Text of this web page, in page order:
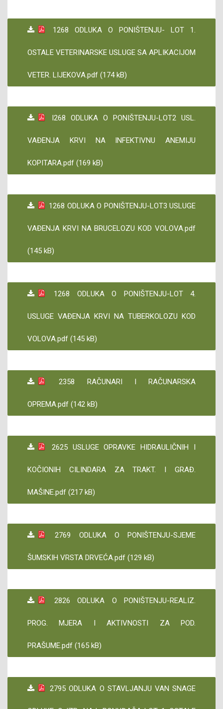
1268 ODLUKA O PONIŠTENJU- LOT 1.
OSTALE VETERINARSKE USLUGE SA APLIKACIJOM
VETER. LIJEKOVA.pdf (174 kB)
I268 ODLUKA O PONIŠTENJU-LOT2 USL.
VAĐENJA KRVI NA INFEKTIVNU ANEMIJU
KOPITARA.pdf (169 kB)
1268 ODLUKA O PONIŠTENJU-LOT3 USLUGE
VAĐENJA KRVI NA BRUCELOZU KOD VOLOVA.pdf
(145 kB)
1268 ODLUKA O PONIŠTENJU-LOT 4.
USLUGE VAĐENJA KRVI NA TUBERKOLOZU KOD
VOLOVA.pdf (145 kB)
2358 RAČUNARI I RAČUNARSKA
OPREMA.pdf (142 kB)
2625 USLUGE OPRAVKE HIDRAULIČNIH I
KOČIONIH CILINDARA ZA TRAKT. I GRAĐ.
MAŠINE.pdf (217 kB)
2769 ODLUKA O PONIŠTENJU-SJEME
ŠUMSKIH VRSTA DRVEĆA.pdf (129 kB)
2826 ODLUKA O PONIŠTENJU-REALIZ.
PROG. MJERA I AKTIVNOSTI ZA POD.
PRAŠUME.pdf (165 kB)
2795 ODLUKA O STAVLJANJU VAN SNAGE